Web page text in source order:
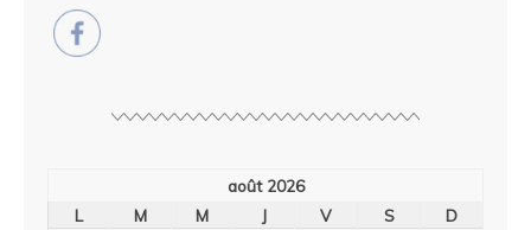
août 2026
L
M M J V S
D